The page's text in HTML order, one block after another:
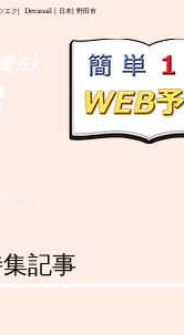
エク| Deranail | 日本| 野田市
先)
記事